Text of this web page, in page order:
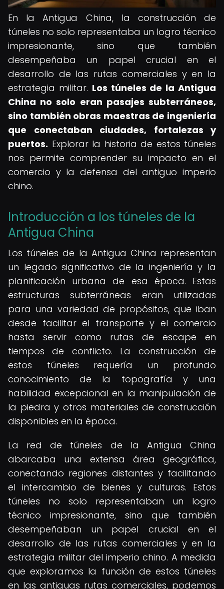
En la Antigua China, la construcción de
túneles no solo representaba un logro técnico
impresionante, sino que también
desempeñaba un papel crucial en el
desarrollo de las rutas comerciales y en la
estrategia militar. Los túneles de la Antigua
China no solo eran pasajes subterráneos,
sino también obras maestras de ingeniería
que conectaban ciudades, fortalezas y
puertos. Explorar la historia de estos túneles
nos permite comprender su impacto en el
comercio y la defensa del antiguo imperio
chino.
Introducción a los túneles de la
Antigua China
Los túneles de la Antigua China representan
un legado significativo de la ingeniería y la
planificación urbana de esa época. Estas
estructuras subterráneas eran utilizadas
para una variedad de propósitos, que iban
desde facilitar el transporte y el comercio
hasta servir como rutas de escape en
tiempos de conflicto. La construcción de
estos túneles requería un profundo
conocimiento de la topografía y una
habilidad excepcional en la manipulación de
la piedra y otros materiales de construcción
disponibles en la época.
La red de túneles de la Antigua China
abarcaba una extensa área geográfica,
conectando regiones distantes y facilitando
el intercambio de bienes y culturas. Estos
túneles no solo representaban un logro
técnico impresionante, sino que también
desempeñaban un papel crucial en el
desarrollo de las rutas comerciales y en la
estrategia militar del imperio chino. A medida
que exploramos la función de estos túneles
en las antiguas rutas comerciales, podemos